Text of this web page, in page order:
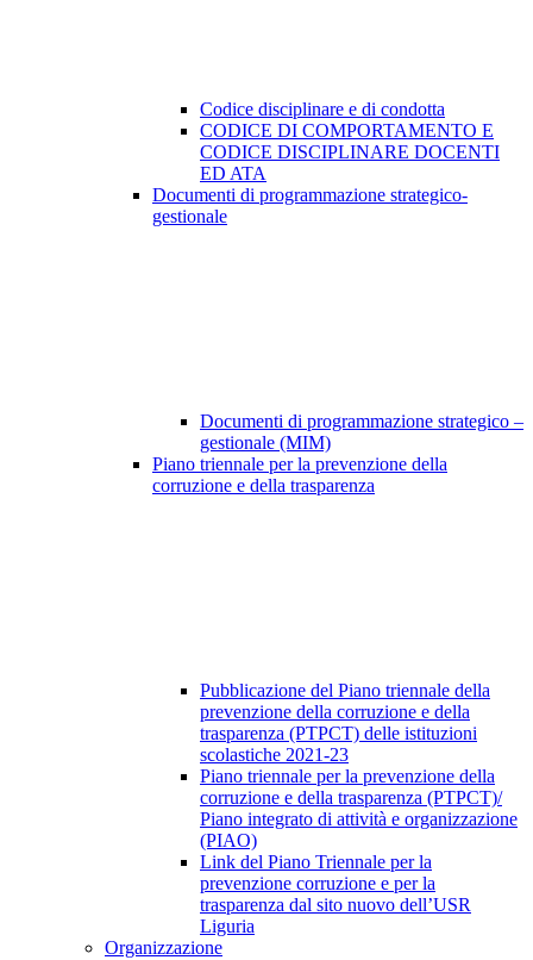
Codice disciplinare e di condotta
CODICE DI COMPORTAMENTO E
CODICE DISCIPLINARE DOCENTI
ED ATA
Documenti di programmazione strategico-
gestionale
Documenti di programmazione strategico –
gestionale (MIM)
Piano triennale per la prevenzione della
corruzione e della trasparenza
Pubblicazione del Piano triennale della
prevenzione della corruzione e della
trasparenza (PTPCT) delle istituzioni
scolastiche 2021-23
Piano triennale per la prevenzione della
corruzione e della trasparenza (PTPCT)/
Piano integrato di attività e organizzazione
(PIAO)
Link del Piano Triennale per la
prevenzione corruzione e per la
trasparenza dal sito nuovo dell’USR
Liguria
Organizzazione